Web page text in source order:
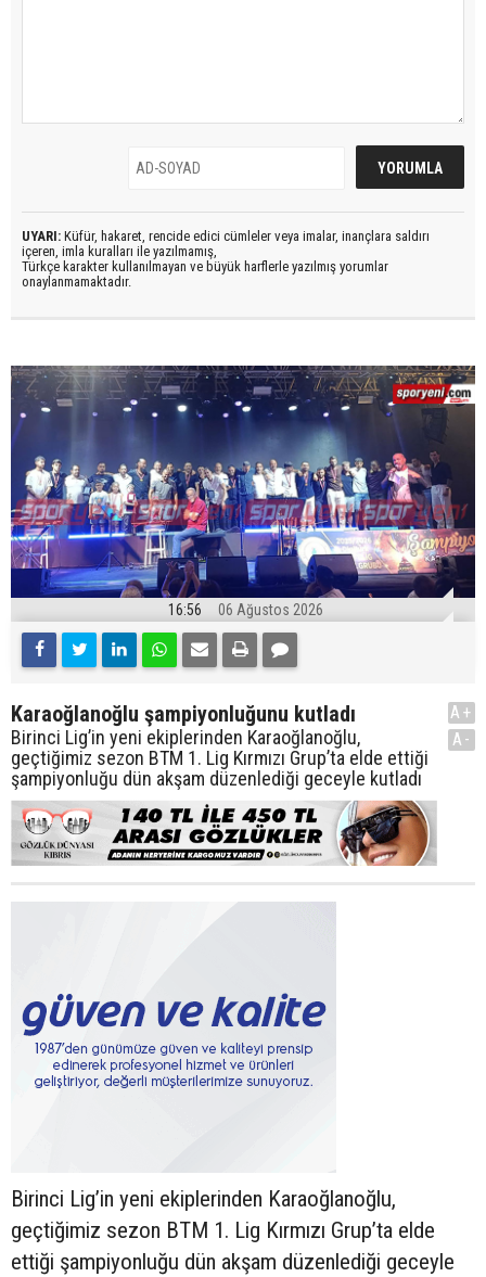
UYARI: Küfür, hakaret, rencide edici cümleler veya imalar, inançlara saldırı
içeren, imla kuralları ile yazılmamış,
Türkçe karakter kullanılmayan ve büyük harflerle yazılmış yorumlar
onaylanmamaktadır.
16:56 06 Ağustos 2026
Karaoğlanoğlu şampiyonluğunu kutladı
Birinci Lig’in yeni ekiplerinden Karaoğlanoğlu,
geçtiğimiz sezon BTM 1. Lig Kırmızı Grup’ta elde ettiği
şampiyonluğu dün akşam düzenlediği geceyle kutladı
A+
A-
Birinci Lig’in yeni ekiplerinden Karaoğlanoğlu,
geçtiğimiz sezon BTM 1. Lig Kırmızı Grup’ta elde
ettiği şampiyonluğu dün akşam düzenlediği geceyle